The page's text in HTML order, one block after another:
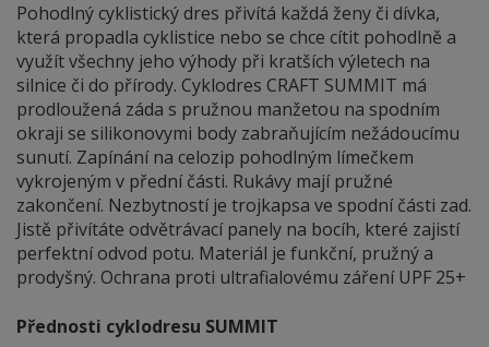
Pohodlný cyklistický dres přivítá každá ženy či dívka,
která propadla cyklistice nebo se chce cítit pohodlně a
využít všechny jeho výhody při kratších výletech na
silnice či do přírody. Cyklodres CRAFT SUMMIT má
prodloužená záda s pružnou manžetou na spodním
okraji se silikonovymi body zabraňujícím nežádoucímu
sunutí. Zapínání na celozip pohodlným límečkem
vykrojeným v přední části. Rukávy mají pružné
zakončení. Nezbytností je trojkapsa ve spodní části zad.
Jistě přivítáte odvětrávací panely na bocíh, které zajistí
perfektní odvod potu. Materiál je funkční, pružný a
prodyšný. Ochrana proti ultrafialovému záření UPF 25+
Přednosti cyklodresu SUMMIT